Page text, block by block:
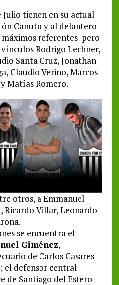
Julio tienen en su actual
Canuto y al delantero
referentes; pero
Rodrigo Lechner,
Santa Cruz, Jonathan
Claudio Verino, Marcos
Matías Romero.
otros, a Emmanuel
Ricardo Villar, Leonardo
se encuentra el
Giménez,
de Carlos Casares
el defensor central
de Santiago del Estero